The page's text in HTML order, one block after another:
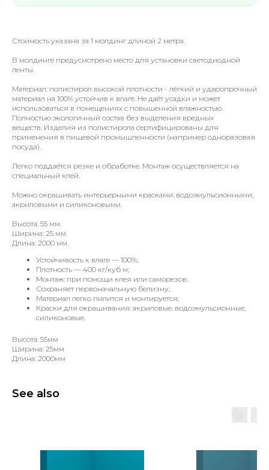
Стоимость указана за 1 молдинг длиной 2 метра.
В молдинге предусмотрено место для установки светодиодной
ленты.
Материал: полистирол высокой плотности - лёгкий и ударопрочный
материал на 100% устойчив к влаге. Не даёт усадки и может
использоваться в помещениях с повышенной влажностью.
Полностью экологичный состав без выделения вредных
веществ. Изделия из полистирола сертифицированы для
применения в пищевой промышленности (например одноразовая
посуда).
Легко поддаётся резке и обработке. Монтаж осуществляется на
специальный клей.
Можно окрашивать интерьерными красками: водоэмульсионными,
акриловыми и силиконовыми.
Высота: 55 мм.
Ширина: 25 мм.
Длина: 2000 мм.
Устойчивость к влаге — 100%;
Плотность — 400 кг/куб м;
Монтаж: при помощи клея или саморезов;
Сохраняет первоначальную белизну;
Материал легко пилится и монтируется;
Краски для окрашивания: акриловые, водоэмульсионные,
силиконовые.
Высота: 55мм
Ширина: 25мм
Длина: 2000мм
See also